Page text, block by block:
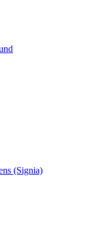
(Signia)